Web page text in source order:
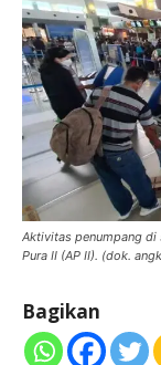
Aktivitas penumpang di
Pura II (AP II). (dok.
Bagikan